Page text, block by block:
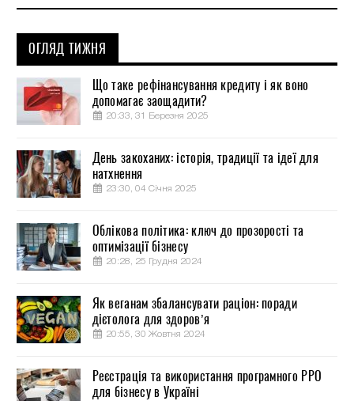
ОГЛЯД ТИЖНЯ
Що таке рефінансування кредиту і як воно
допомагає заощадити?
20:33, 31 Березня 2025
День закоханих: історія, традиції та ідеї для
натхнення
23:30, 04 Січня 2025
Облікова політика: ключ до прозорості та
оптимізації бізнесу
20:28, 25 Грудня 2024
Як веганам збалансувати раціон: поради
дієтолога для здоров’я
20:55, 30 Жовтня 2024
Реєстрація та використання програмного РРО
для бізнесу в Україні